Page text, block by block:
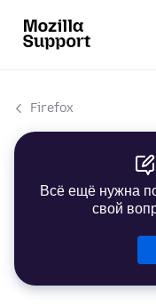
Firefox
Всё ещё нужна
свой